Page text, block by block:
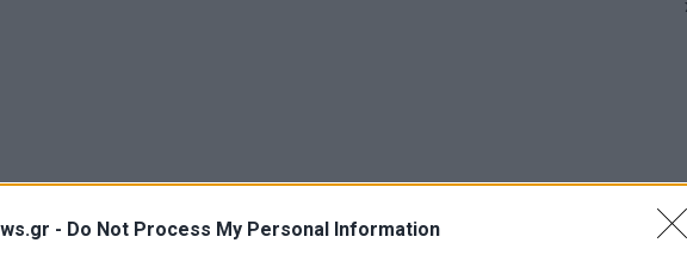
- Do Not Process My Personal Information